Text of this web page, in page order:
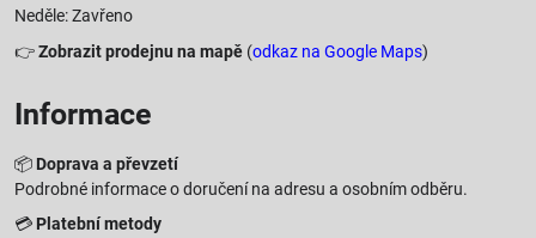
Neděle: Zavřeno
👉Zobrazit prodejnu na mapě (odkaz na Google Maps)
Informace
📦 Doprava a převzetí
Podrobné informace o doručení na adresu a osobním odběru.
💳 Platební metody